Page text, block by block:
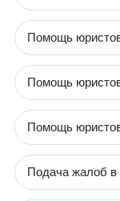
Помощь
Помощь
Помощь юристов
Подача жалоб в